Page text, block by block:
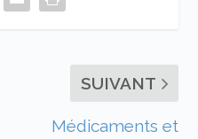
SUIVANT
Médicaments et